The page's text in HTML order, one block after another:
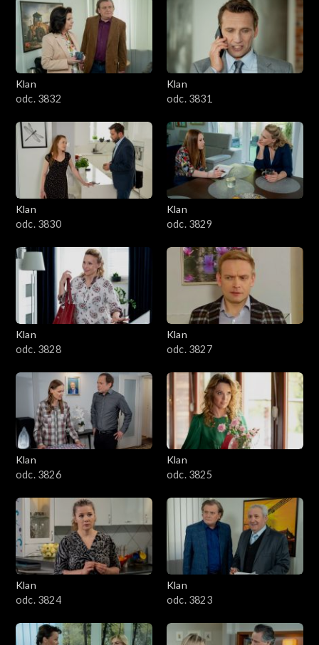
Klan
odc. 3832
Klan
odc. 3831
Klan
odc. 3830
Klan
odc. 3829
Klan
odc. 3828
Klan
odc. 3827
Klan
odc. 3826
Klan
odc. 3825
Klan
odc. 3824
Klan
odc. 3823